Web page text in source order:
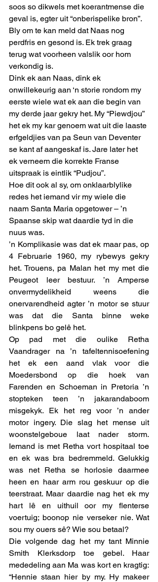
soos so dikwels met koerantmense die
geval is, egter uit “onberispelike bron”.
Bly om te kan meld dat Naas nog
perdfris en gesond is. Ek trek graag
terug wat voorheen valslik oor hom
verkondig is.
Dink ek aan Naas, dink ek
onwillekeurig aan ‘n storie rondom my
eerste wiele wat ek aan die begin van
my derde jaar gekry het. My “Piewdjou”
het ek my kar genoem wat uit die laaste
erfgeldjies van pa Seun van Deventer
se kant af aangeskaf is. Jare later het
ek verneem die korrekte Franse
uitspraak is eintlik “Pudjou”.
Hoe dit ook al sy, om onklaarblylike
redes het iemand vir my wiele die
naam Santa Maria opgetower – ’n
Spaanse skip wat daardie tyd in die
nuus was.
’n Komplikasie was dat ek maar pas, op
4 Februarie 1960, my rybewys gekry
het. Trouens, pa Malan het my met die
Peugeot leer bestuur. ’n Amperse
onvermydelikheid weens die
onervarendheid agter ’n motor se stuur
was dat die Santa binne weke
blinkpens bo gelê het.
Op pad met die oulike Retha
Vaandrager na ’n tafeltennisoefening
het ek een aand vlak voor die
Moedersbond op die hoek van
Farenden en Schoeman in Pretoria ’n
stopteken teen ’n jakarandaboom
misgekyk. Ek het reg voor ’n ander
motor ingery. Die slag het mense uit
woonstelgeboue laat nader storm.
Iemand is met Retha vort hospitaal toe
en ek was bra bedremmeld. Gelukkig
was net Retha se horlosie daarmee
heen en haar arm rou geskuur op die
teerstraat. Maar daardie nag het ek my
hart lê en uithuil oor my flenterse
voertuig; boonop nie verseker nie. Wat
sou my ouers sê? Wie sou betaal?
Die volgende dag het my tant Minnie
Smith Klerksdorp toe gebel. Haar
mededeling aan Ma was kort en kragtig:
“Hennie staan hier by my. Hy makeer